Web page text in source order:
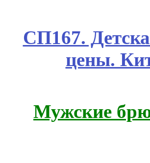
СП167.
цены.
Мужские